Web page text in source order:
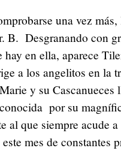
una vez
B. Desgranando con
en ella, aparece
a los angelitos en la
y su Cascanueces
por su
al que siempre acude
mes de constantes